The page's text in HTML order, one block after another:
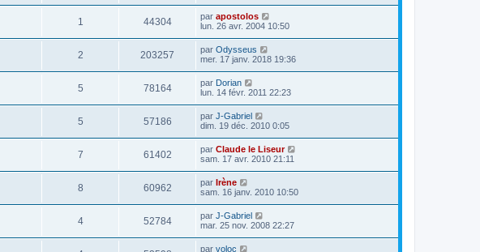
1 44304 par apostolos
lun. 26 avr. 2004 10:50
2 203257 par Odysseus
mer. 17 janv. 2018 19:36
5 78164 par Dorian
lun. 14 févr. 2011 22:23
5 57186 par J-Gabriel
dim. 19 déc. 2010 0:05
7 61402 par Claude le Liseur
sam. 17 avr. 2010 21:11
8 60962 par Irène
sam. 16 janv. 2010 10:50
4 52784 par J-Gabriel
mar. 25 nov. 2008 22:27
par voloc